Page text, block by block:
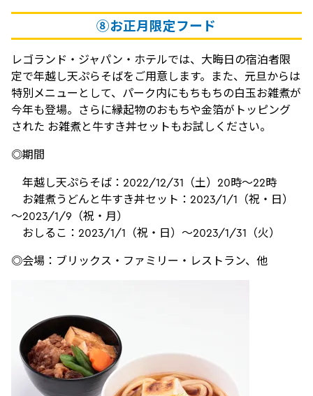
⑧お正月限定フード
レゴランド・ジャパン・ホテルでは、大晦日の宿泊者限
定で年越し天ぷらそばをご用意します。また、元旦からは
特別メニューとして、パーク内にもちもちの白玉お雑煮が
今年も登場。さらに縁起物のおもちや金箔がトッピング
された お雑煮と牛すき丼セットもお試しください。
◎期間
年越し天ぷらそば：2022/12/31（土）20時～22時
お雑煮うどんと牛すき丼セット：2023/1/1（祝・日）
～2023/1/9（祝・月）
おしるこ：2023/1/1（祝・日）～2023/1/31（火）
◎会場：ブリックス・ファミリー・レストラン、他